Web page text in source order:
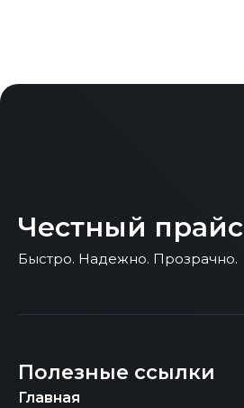
Честный прайс
Быстро. Надежно. Прозрачно.
Полезные ссылки
Главная